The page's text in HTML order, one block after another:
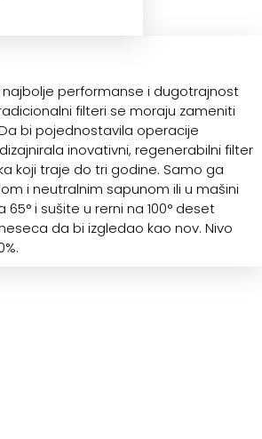
performanse i dugotrajnost
filteri se moraju zameniti
bi pojednostavila operacije
inovativni, regenerabilni filter
koji traje do tri godine. Samo ga
i neutralnim sapunom ili u mašini
i sušite u rerni na 100° deset
da bi izgledao kao nov. Nivo